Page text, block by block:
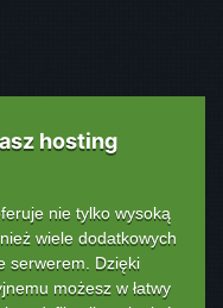
hosting
nie tylko wysoką
wiele dodatkowych
serwerem. Dzięki
możesz w łatwy